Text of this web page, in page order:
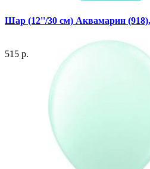
Шар (12''/30 см) Аквамарин
515 р.